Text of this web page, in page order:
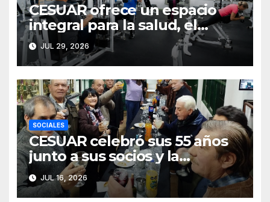
CESUAR ofrece un espacio
integral para la salud, el
entrenamiento y el bienestar
JUL 29, 2026
SOCIALES
CESUAR celebró sus 55 años
junto a sus socios y la
comunidad de Azul
JUL 16, 2026